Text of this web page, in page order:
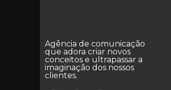
Agência de comunicação
que adora criar novos
conceitos e ultrapassar a
imaginação dos nossos
clientes.